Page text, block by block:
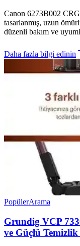
Canon 6273B002
tasarlanmış, uzun
düzenli bakım ve
Daha fazla bilgi edinin
PopülerArama
Grundig VCP
ve Güçlü